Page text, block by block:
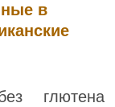
в
глютена